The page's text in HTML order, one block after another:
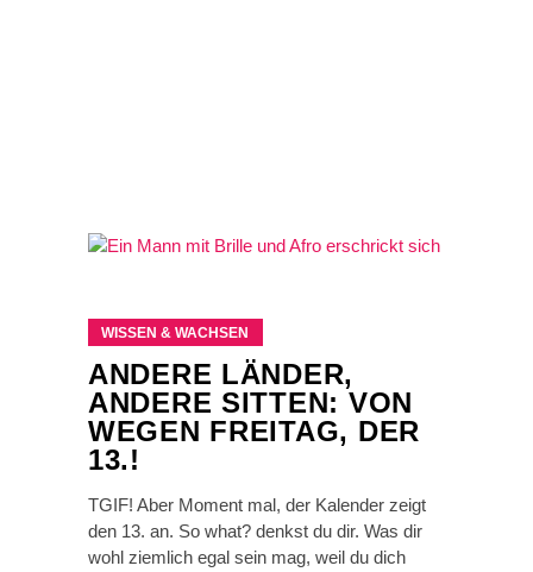
WISSEN & WACHSEN
ANDERE LÄNDER,
ANDERE SITTEN: VON
WEGEN FREITAG, DER
13.!
TGIF! Aber Moment mal, der Kalender zeigt
den 13. an. So what? denkst du dir. Was dir
wohl ziemlich egal sein mag, weil du dich